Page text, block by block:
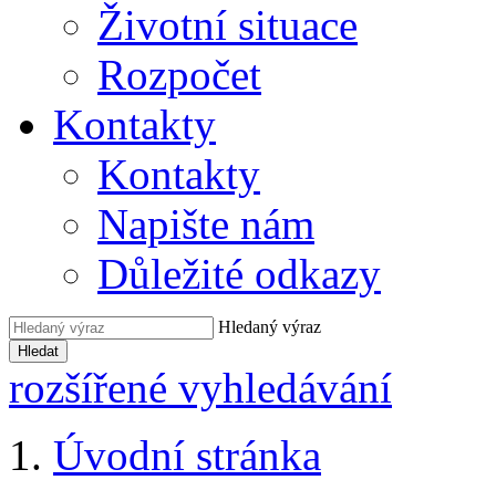
Životní situace
Rozpočet
Kontakty
Kontakty
Napište nám
Důležité odkazy
Hledaný výraz
Hledat
rozšířené vyhledávání
Úvodní stránka